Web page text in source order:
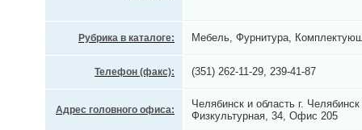
Рубрика в каталоге: Мебель, Фурнитура,
Телефон (факс): (351) 262-11-29, 239-41-87
Адрес головного офиса:
Челябинск и область г.
Физкультурная, 34, Офис 205